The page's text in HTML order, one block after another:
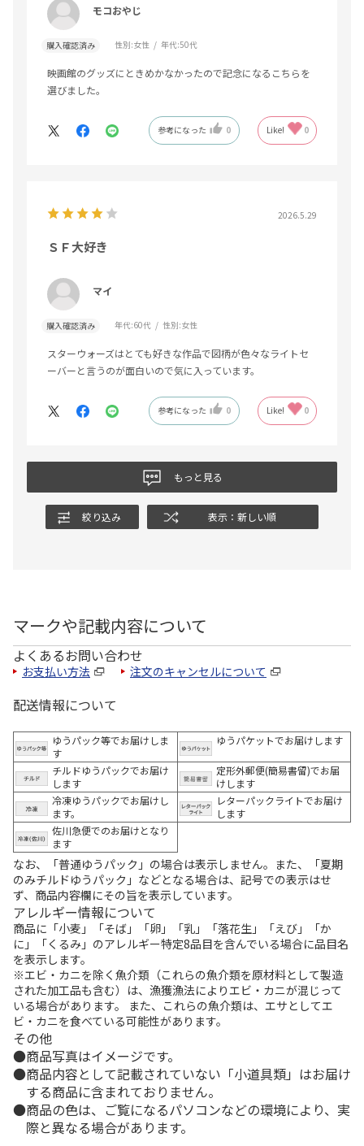
モコおやじ
購入確認済み 性別:女性 年代:50代
映画館のグッズにときめかなかったので記念になるこちらを
選びました。
参考になった 0 Like! 0
2026.5.29
ＳＦ大好き
マイ
購入確認済み 年代:60代 性別:女性
スターウォーズはとても好きな作品で図柄が色々なライトセ
ーバーと言うのが面白いので気に入っています。
参考になった 0 Like! 0
もっと見る
絞り込み 表示：新しい順
マークや記載内容について
よくあるお問い合わせ
お支払い方法 注文のキャンセルについて
配送情報について
ゆうパック等でお届けしま
す
ゆうパケットでお届けします
チルドゆうパックでお届け
します
定形外郵便(簡易書留)でお届
けします
冷凍ゆうパックでお届けし
ます。
レターパックライトでお届け
します
佐川急便でのお届けとなり
ます
なお、「普通ゆうパック」の場合は表示しません。また、「夏期
のみチルドゆうパック」などとなる場合は、記号での表示はせ
ず、商品内容欄にその旨を表示しています。
アレルギー情報について
商品に「小麦」「そば」「卵」「乳」「落花生」「えび」「か
に」「くるみ」のアレルギー特定8品目を含んでいる場合に品目名
を表示します。
※エビ・カニを除く魚介類（これらの魚介類を原材料として製造
された加工品も含む）は、漁獲漁法によりエビ・カニが混じって
いる場合があります。 また、これらの魚介類は、エサとしてエ
ビ・カニを食べている可能性があります。
その他
商品写真はイメージです。
商品内容として記載されていない「小道具類」はお届け
する商品に含まれておりません。
商品の色は、ご覧になるパソコンなどの環境により、実
際と異なる場合があります。